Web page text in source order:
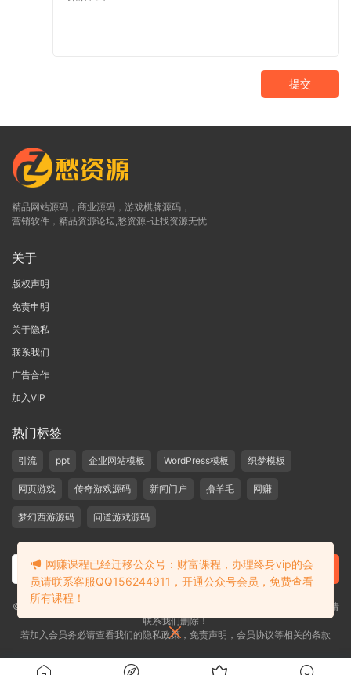
提交
精品网站源码，商业源码，游戏棋牌源码，
营销软件，精品资源论坛,愁资源-让找资源无忧
关于
版权声明
免责申明
关于隐私
联系我们
广告合作
加入VIP
热门标签
引流 ppt 企业网站模板 WordPress模板 织梦模板
网页游戏 传奇游戏源码 新闻门户 撸羊毛 网赚
梦幻西游源码 问道游戏源码
©2019-2020 愁资源 站内大部分资源收集于网络，若侵犯了您的合法权益，请
联系我们删除！
若加入会员务必请查看我们的隐私政策，免责声明，会员协议等相关的条款
网赚课程已经迁移公众号：财富课程，办理终身vip的会
员请联系客服QQ156244911，开通公众号会员，免费查看
所有课程！